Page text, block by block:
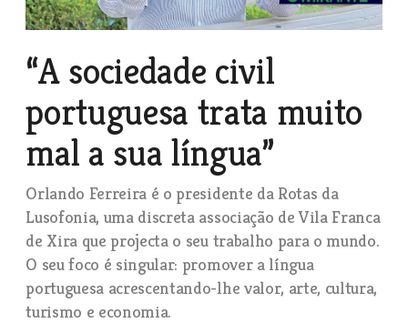
“A sociedade civil
portuguesa trata muito
mal a sua língua”
Orlando Ferreira é o presidente da Rotas da
Lusofonia, uma discreta associação de Vila Franca
de Xira que projecta o seu trabalho para o mundo.
O seu foco é singular: promover a língua
portuguesa acrescentando-lhe valor, arte, cultura,
turismo e economia.